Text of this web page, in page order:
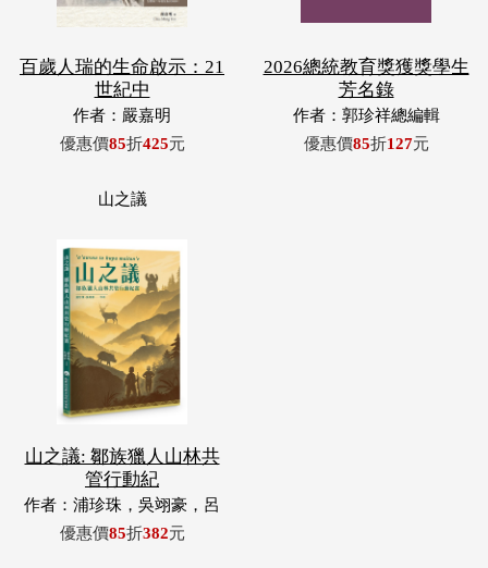
百歲人瑞的生命啟示：21
世紀中
作者：嚴嘉明
優惠價85折425元
2026總統教育獎獲獎學生
芳名錄
作者：郭珍祥總編輯
優惠價85折127元
山之議
山之議: 鄒族獵人山林共
管行動紀
作者：浦珍珠，吳翊豪，呂
翊齊，張惠東，許玉青，王
優惠價85折382元